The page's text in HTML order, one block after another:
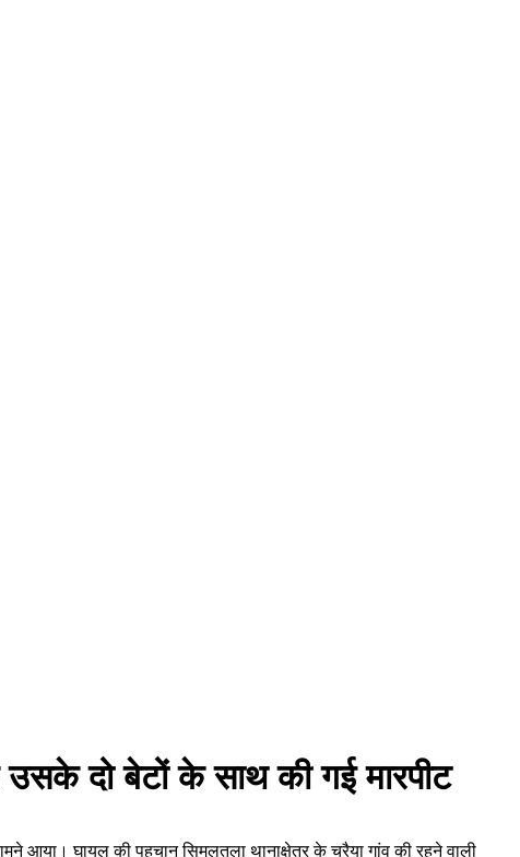
दो बेटों के साथ की गई मारपीट
आया। घायल की पहचान सिमुलतला थानाक्षेत्र के चरैया गांव की रहने वाली